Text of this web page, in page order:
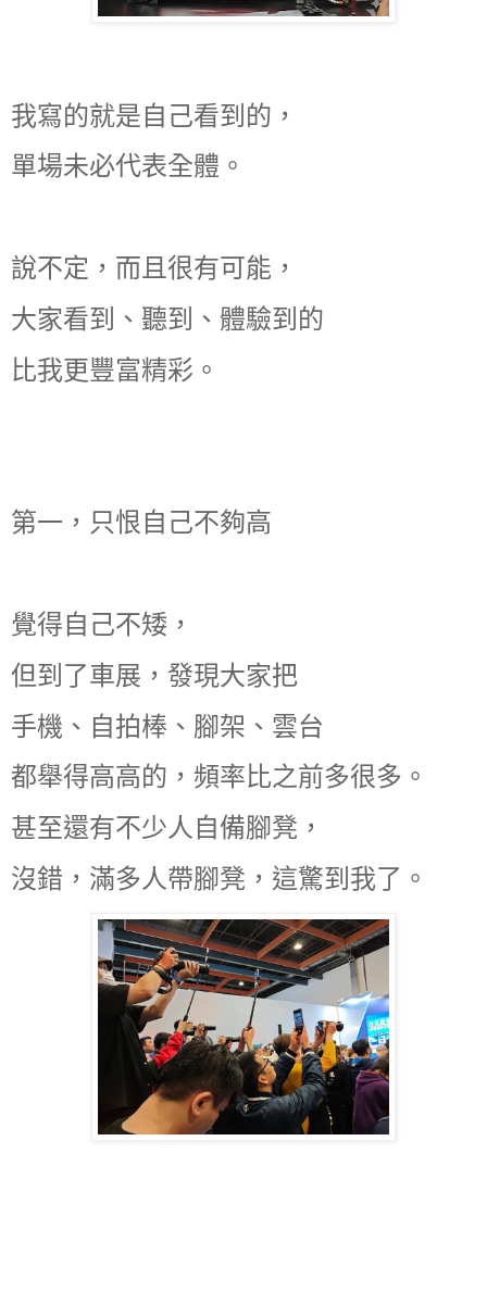
我寫的就是自己看到的，
單場未必代表全體。
說不定，而且很有可能，
大家看到、聽到、體驗到的
比我更豐富精彩。
第一，只恨自己不夠高
覺得自己不矮，
但到了車展，發現大家把
手機、自拍棒、腳架、雲台
都舉得高高的，頻率比之前多很多。
甚至還有不少人自備腳凳，
沒錯，滿多人帶腳凳，這驚到我了。